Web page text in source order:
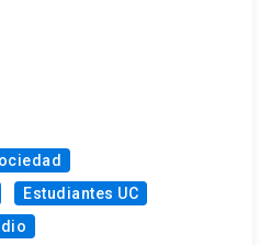
Estudiantes UC